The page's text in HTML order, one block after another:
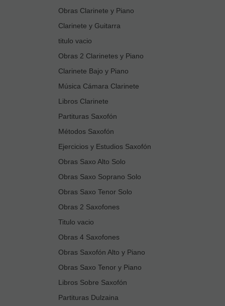
Obras Clarinete y Piano
Clarinete y Guitarra
titulo vacio
Obras 2 Clarinetes y Piano
Clarinete Bajo y Piano
Música Cámara Clarinete
Libros Clarinete
Partituras Saxofón
Métodos Saxofón
Ejercicios y Estudios Saxofón
Obras Saxo Alto Solo
Obras Saxo Soprano Solo
Obras Saxo Tenor Solo
Obras 2 Saxofones
Titulo vacio
Obras 4 Saxofones
Obras Saxofón Alto y Piano
Obras Saxo Tenor y Piano
Libros Sobre Saxofón
Partituras Dulzaina